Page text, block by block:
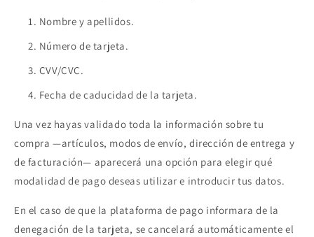
Nombre y apellidos.
Número de tarjeta.
CVV/CVC.
Fecha de caducidad de la tarjeta.
Una vez hayas validado toda la información sobre tu
compra —artículos, modos de envío, dirección de entrega y
de facturación— aparecerá una opción para elegir qué
modalidad de pago deseas utilizar e introducir tus datos.
En el caso de que la plataforma de pago informara de la
denegación de la tarjeta, se cancelará automáticamente el